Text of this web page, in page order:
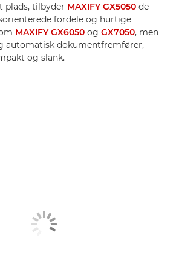
plads, tilbyder MAXIFY GX5050 de
fordele og hurtige
MAXIFY GX6050 og GX7050, men
automatisk dokumentfremfører,
og slank.